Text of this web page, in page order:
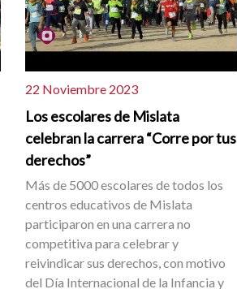
22 Noviembre 2023
Los escolares de Mislata
celebran la carrera “Corre por tus
derechos”
Más de 5000 escolares de todos los
centros educativos de Mislata
participaron en una carrera no
competitiva para celebrar y
reivindicar sus derechos, con motivo
del Día Internacional de la Infancia y